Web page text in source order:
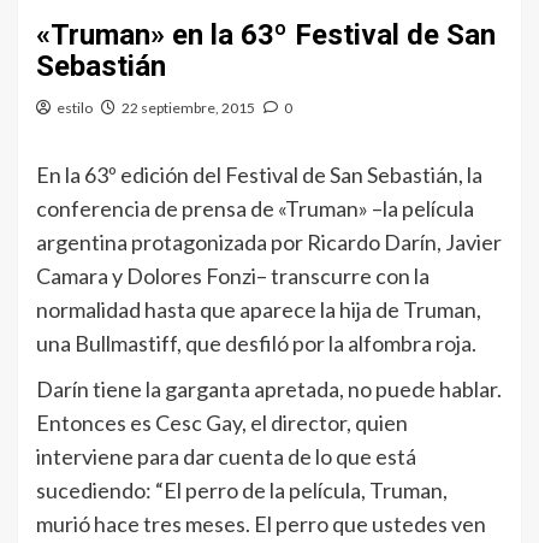
«Truman» en la 63º Festival de San
Sebastián
estilo 22 septiembre, 2015 0
En la 63º edición del Festival de San Sebastián, la
conferencia de prensa de «Truman» –la película
argentina protagonizada por Ricardo Darín, Javier
Camara y Dolores Fonzi– transcurre con la
normalidad hasta que aparece la hija de Truman,
una Bullmastiff, que desfiló por la alfombra roja.
Darín tiene la garganta apretada, no puede hablar.
Entonces es Cesc Gay, el director, quien
interviene para dar cuenta de lo que está
sucediendo: “El perro de la película, Truman,
murió hace tres meses. El perro que ustedes ven